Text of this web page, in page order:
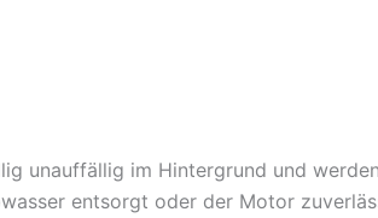
unauffällig im Hintergrund und
entsorgt oder der Motor